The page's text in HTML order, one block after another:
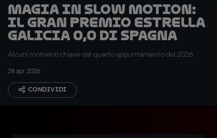
Magia in slow motion:
il Gran Premio Estrella
Galicia 0,0 di Spagna
Alcuni momenti chiave dal quarto appuntamento del 2026
28 apr 2026
CONDIVIDI